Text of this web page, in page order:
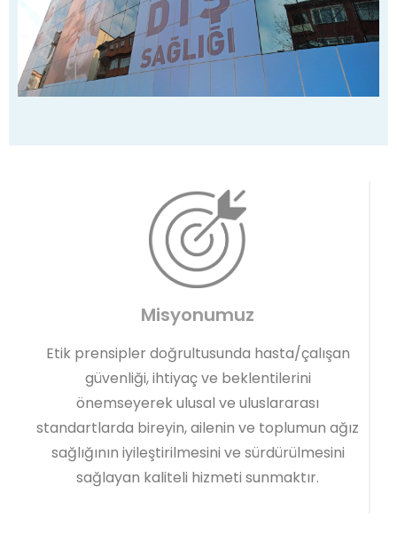
Misyonumuz
Etik prensipler doğrultusunda hasta/çalışan
güvenliği, ihtiyaç ve beklentilerini
önemseyerek ulusal ve uluslararası
standartlarda bireyin, ailenin ve toplumun ağız
sağlığının iyileştirilmesini ve sürdürülmesini
sağlayan kaliteli hizmeti sunmaktır.